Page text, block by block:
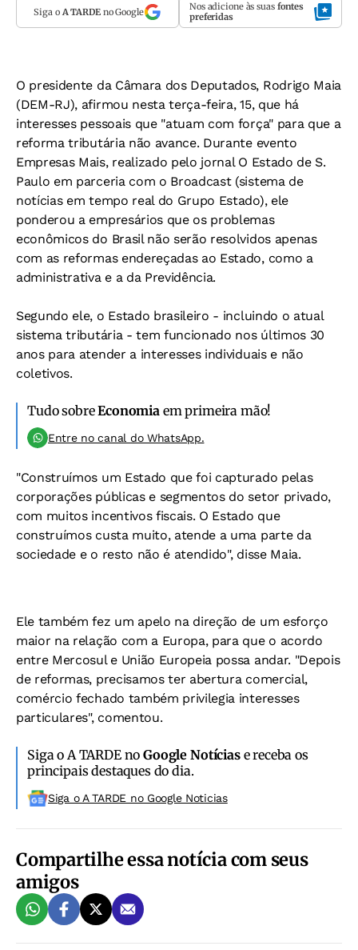
Siga o A TARDEno Google Nos adicione às suas fontes
preferidas
O presidente da Câmara dos Deputados, Rodrigo Maia
(DEM-RJ), afirmou nesta terça-feira, 15, que há
interesses pessoais que "atuam com força" para que a
reforma tributária não avance. Durante evento
Empresas Mais, realizado pelo jornal O Estado de S.
Paulo em parceria com o Broadcast (sistema de
notícias em tempo real do Grupo Estado), ele
ponderou a empresários que os problemas
econômicos do Brasil não serão resolvidos apenas
com as reformas endereçadas ao Estado, como a
administrativa e a da Previdência.
Segundo ele, o Estado brasileiro - incluindo o atual
sistema tributária - tem funcionado nos últimos 30
anos para atender a interesses individuais e não
coletivos.
Tudo sobreEconomiaem primeira mão!
Entre no canal do WhatsApp.
"Construímos um Estado que foi capturado pelas
corporações públicas e segmentos do setor privado,
com muitos incentivos fiscais. O Estado que
construímos custa muito, atende a uma parte da
sociedade e o resto não é atendido", disse Maia.
Ele também fez um apelo na direção de um esforço
maior na relação com a Europa, para que o acordo
entre Mercosul e União Europeia possa andar. "Depois
de reformas, precisamos ter abertura comercial,
comércio fechado também privilegia interesses
particulares", comentou.
Siga o A TARDE noGoogle Notíciase receba os
principais destaques do dia.
Siga o A TARDE no Google Noticias
Compartilhe essa notícia com seus
amigos